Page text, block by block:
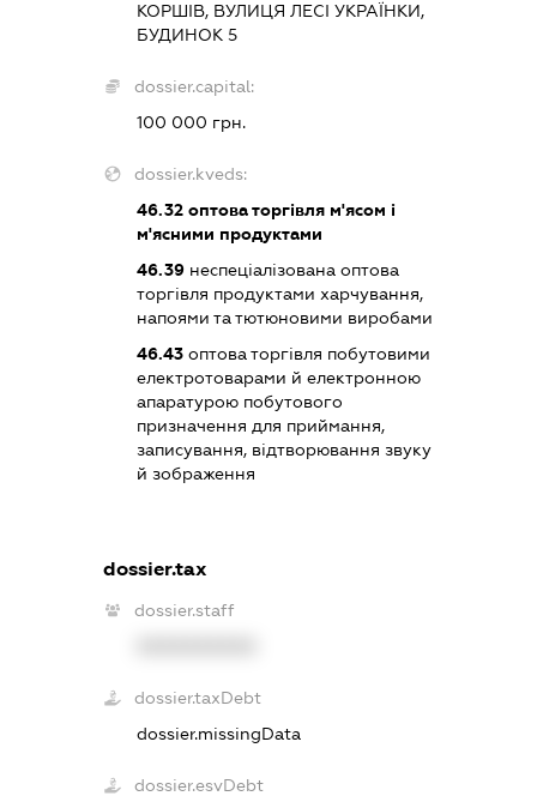
КОРШІВ, ВУЛИЦЯ ЛЕСІ УКРАЇНКИ,
БУДИНОК 5
dossier.capital:
100 000 грн.
dossier.kveds:
46.32оптова торгівля м'ясом і
м'ясними продуктами
46.39неспеціалізована оптова
торгівля продуктами харчування,
напоями та тютюновими виробами
46.43оптова торгівля побутовими
електротоварами й електронною
апаратурою побутового
призначення для приймання,
записування, відтворювання звуку
й зображення
dossier.tax
dossier.staff
dossier.taxDebt
dossier.missingData
dossier.esvDebt